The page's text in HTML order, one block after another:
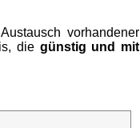
vorhandener
die günstig und mit